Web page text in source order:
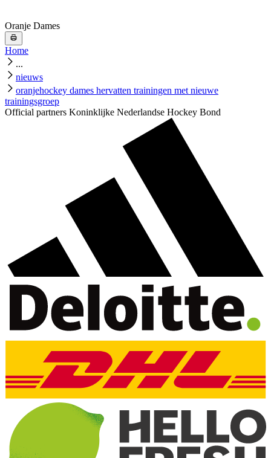
Oranje Dames
Home
...
nieuws
oranjehockey dames hervatten trainingen met nieuwe
trainingsgroep
Official partners Koninklijke Nederlandse Hockey Bond